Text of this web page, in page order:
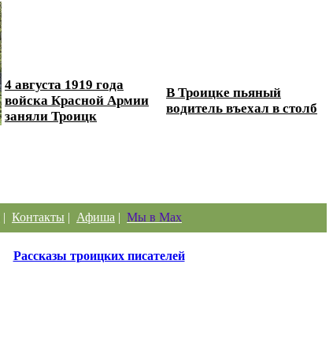
4 августа 1919 года
войска Красной Армии
заняли Троицк
В Троицке пьяный
водитель въехал в столб
| Контакты | Афиша | Мы в Max
Рассказы троицких писателей